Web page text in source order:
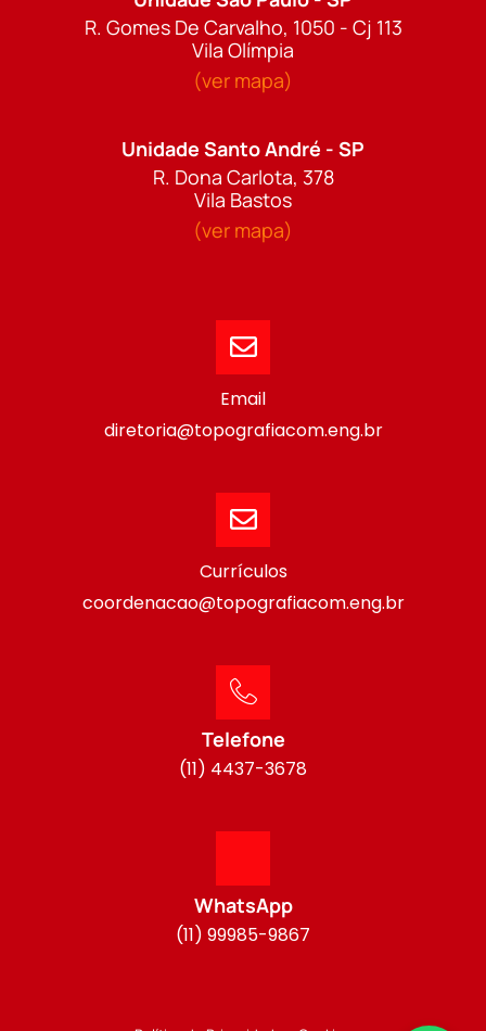
R. Gomes De Carvalho, 1050 - Cj 113
Vila Olímpia
(ver mapa)
Unidade Santo André - SP
R. Dona Carlota, 378
Vila Bastos
(ver mapa)
Email
diretoria@topografiacom.eng.br
Currículos
coordenacao@topografiacom.eng.br
Telefone
(11) 4437-3678
WhatsApp
(11) 99985-9867